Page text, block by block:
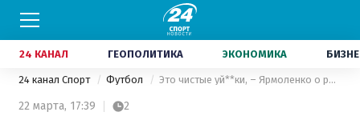
24 КАНАЛ ГЕОПОЛИТИКА ЭКОНОМИКА
24 канал Спорт Футбол Это чистые уй**ки, – Ярмоленко о российских оккупантах
22 марта, 17:39 2